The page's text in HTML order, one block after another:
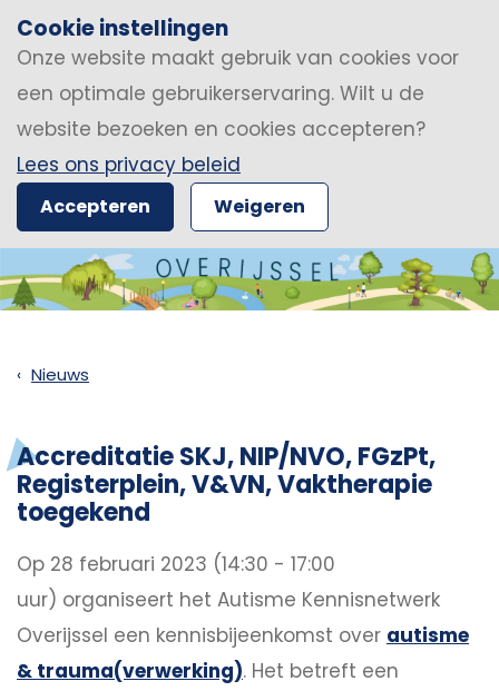
Cookie instellingen
Onze website maakt gebruik van cookies voor
een optimale gebruikerservaring. Wilt u de
website bezoeken en cookies accepteren?
Lees ons privacy beleid
Accepteren Weigeren
Nieuws
Accreditatie SKJ, NIP/NVO, FGzPt,
Registerplein, V&VN, Vaktherapie
toegekend
Op 28 februari 2023 (14:30 - 17:00
uur) organiseert het Autisme Kennisnetwerk
Overijssel een kennisbijeenkomst over autisme
& trauma(verwerking). Het betreft een